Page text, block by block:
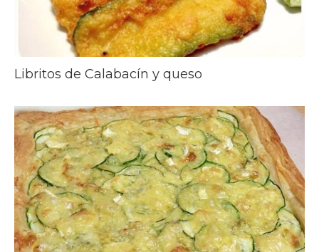
Libritos de Calabacín y queso